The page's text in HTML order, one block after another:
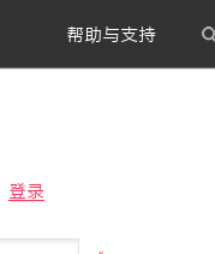
帮助与支持
登录